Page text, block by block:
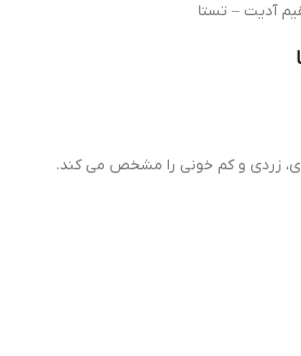
آدیت – تستا
زردی و کم خونی را مشخص می کند.